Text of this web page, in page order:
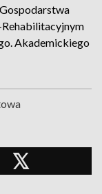
Akademickiego